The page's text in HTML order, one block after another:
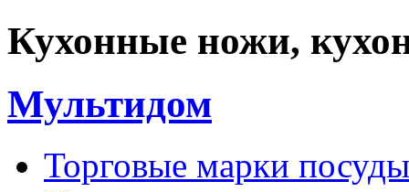
Кухонные ножи,
Мультидом
Торговые марки посуды